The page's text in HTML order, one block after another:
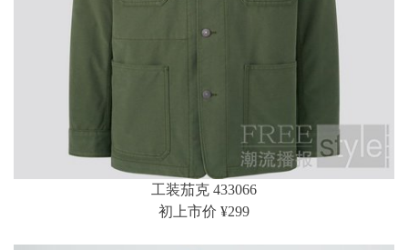
工装茄克 433066
初上市价 ¥299